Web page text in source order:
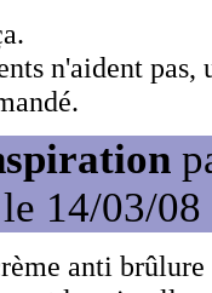
n'aident
14/03/08
anti